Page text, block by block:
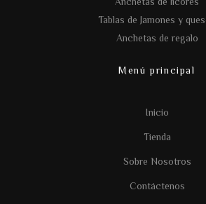
Tablas de Jamones y
Anchetas de regalo
Menú principal
Inicio
Tienda
Sobre Nosotros
Contáctenos